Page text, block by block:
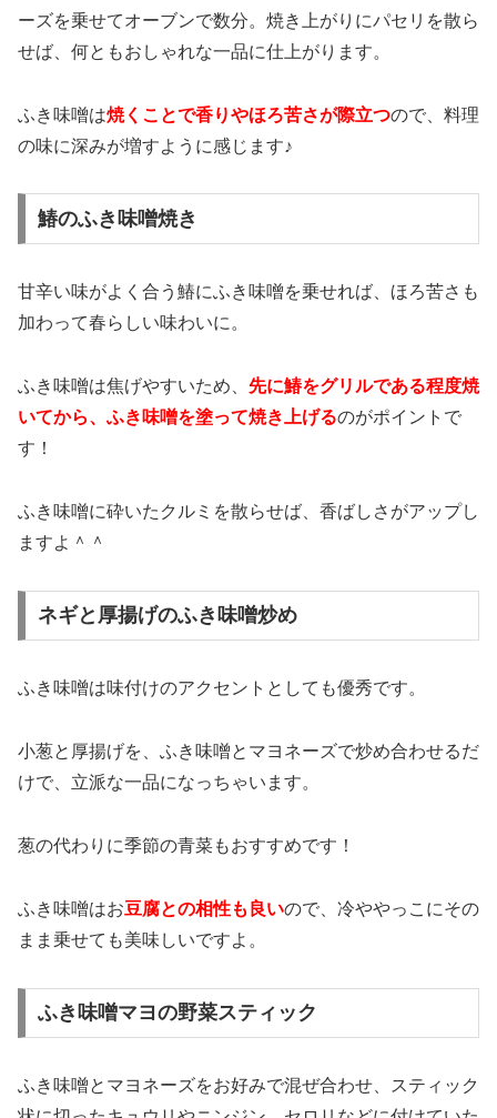
ーズを乗せてオーブンで数分。焼き上がりにパセリを散ら
せば、何ともおしゃれな一品に仕上がります。
ふき味噌は焼くことで香りやほろ苦さが際立つので、料理
の味に深みが増すように感じます♪
鰆のふき味噌焼き
甘辛い味がよく合う鰆にふき味噌を乗せれば、ほろ苦さも
加わって春らしい味わいに。
ふき味噌は焦げやすいため、 先に鰆をグリルである程度焼
いてから、ふき味噌を塗って焼き上げるのがポイントで
す！
ふき味噌に砕いたクルミを散らせば、香ばしさがアップし
ますよ＾＾
ネギと厚揚げのふき味噌炒め
ふき味噌は味付けのアクセントとしても優秀です。
小葱と厚揚げを、ふき味噌とマヨネーズで炒め合わせるだ
けで、立派な一品になっちゃいます。
葱の代わりに季節の青菜もおすすめです！
ふき味噌はお豆腐との相性も良いので、冷ややっこにその
まま乗せても美味しいですよ。
ふき味噌マヨの野菜スティック
ふき味噌とマヨネーズをお好みで混ぜ合わせ、スティック